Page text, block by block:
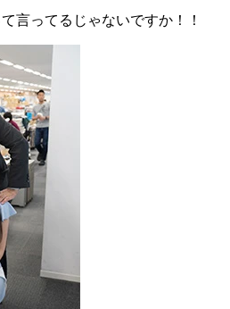
ってるじゃないですか！！